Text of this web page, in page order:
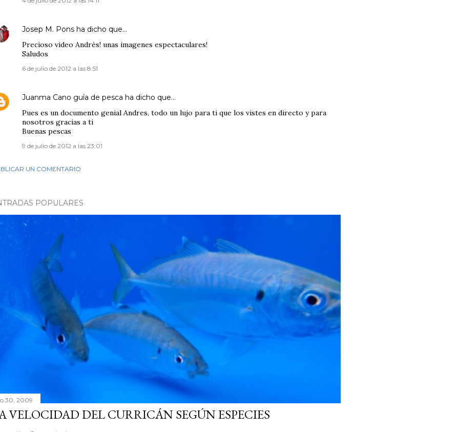
Josep M. Pons ha dicho que…
Precioso video Andrés! unas imagenes espectaculares!
Saludos
6 de julio de 2012 a las 8:51
Juanma Cano guía de pesca ha dicho que…
Pues es un documento genial Andres, todo un lujo para ti que los vistes en directo y para
nosotros gracias a ti
Buenas pescas
9 de julio de 2012 a las 23:01
UN COMENTARIO
POPULARES
30, 2009
VELOCIDAD DEL CURRICÁN SEGÚN ESPECIES